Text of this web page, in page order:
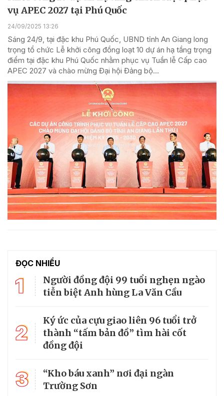
vụ APEC 2027 tại Phú Quốc
24/09/2025 13:26
Sáng 24/9, tại đặc khu Phú Quốc, UBND tỉnh An Giang long
trọng tổ chức Lễ khởi công đồng loạt 10 dự án hạ tầng trọng
điểm tại đặc khu Phú Quốc nhằm phục vụ Tuần lễ Cấp cao
APEC 2027 và chào mừng Đại hội Đảng bộ...
ĐỌC NHIỀU
1
Người đồng đội 99 tuổi nghẹn ngào
tiễn biệt Anh hùng La Văn Cầu
2
Ký ức của cựu giao liên 96 tuổi trở
thành “tấm bản đồ” tìm hài cốt
đồng đội
3
“Kho báu xanh” nơi đại ngàn
Trường Sơn